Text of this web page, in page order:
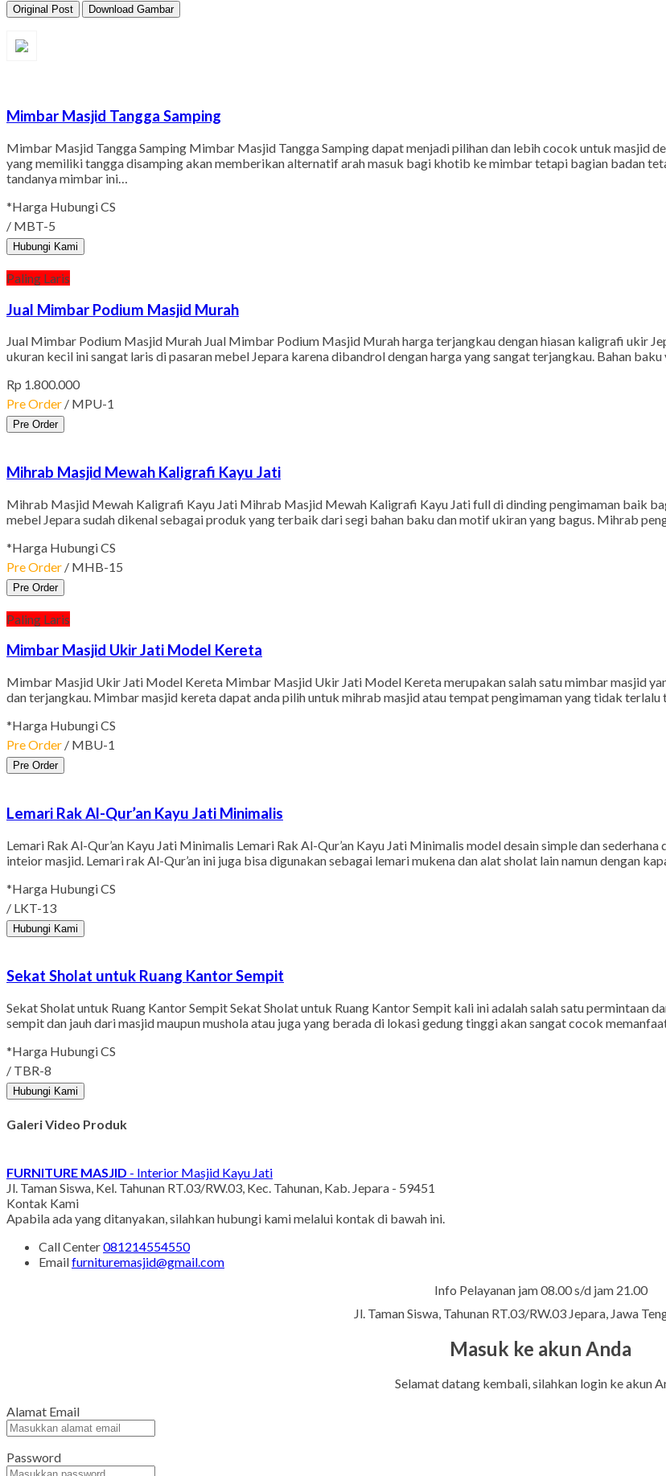
Original Post Download Gambar
Mimbar Masjid Tangga Samping
Mimbar Masjid Tangga Samping Mimbar Masjid Tangga Samping dapat menjadi pilihan dan lebih cocok untuk masjid
yang memiliki tangga disamping akan memberikan alternatif arah masuk bagi khotib ke mimbar tetapi bagian badan
tandanya mimbar ini…
*Harga Hubungi CS
/ MBT-5
Hubungi Kami
Paling Laris
Jual Mimbar Podium Masjid Murah
Jual Mimbar Podium Masjid Murah Jual Mimbar Podium Masjid Murah harga terjangkau dengan hiasan kaligrafi ukir
ukuran kecil ini sangat laris di pasaran mebel Jepara karena dibandrol dengan harga yang sangat terjangkau. Bahan
Rp 1.800.000
Pre Order / MPU-1
Pre Order
Mihrab Masjid Mewah Kaligrafi Kayu Jati
Mihrab Masjid Mewah Kaligrafi Kayu Jati Mihrab Masjid Mewah Kaligrafi Kayu Jati full di dinding pengimaman baik
mebel Jepara sudah dikenal sebagai produk yang terbaik dari segi bahan baku dan motif ukiran yang bagus. Mihrab
*Harga Hubungi CS
Pre Order / MHB-15
Pre Order
Paling Laris
Mimbar Masjid Ukir Jati Model Kereta
Mimbar Masjid Ukir Jati Model Kereta Mimbar Masjid Ukir Jati Model Kereta merupakan salah satu mimbar masjid
dan terjangkau. Mimbar masjid kereta dapat anda pilih untuk mihrab masjid atau tempat pengimaman yang tidak
*Harga Hubungi CS
Pre Order / MBU-1
Pre Order
Lemari Rak Al-Qur’an Kayu Jati Minimalis
Lemari Rak Al-Qur’an Kayu Jati Minimalis Lemari Rak Al-Qur’an Kayu Jati Minimalis model desain simple dan
inteior masjid. Lemari rak Al-Qur’an ini juga bisa digunakan sebagai lemari mukena dan alat sholat lain namun dengan
*Harga Hubungi CS
/ LKT-13
Hubungi Kami
Sekat Sholat untuk Ruang Kantor Sempit
Sekat Sholat untuk Ruang Kantor Sempit Sekat Sholat untuk Ruang Kantor Sempit kali ini adalah salah satu permintaan
sempit dan jauh dari masjid maupun mushola atau juga yang berada di lokasi gedung tinggi akan sangat cocok
*Harga Hubungi CS
/ TBR-8
Hubungi Kami
Galeri Video Produk
FURNITURE MASJID - Interior Masjid Kayu Jati
Jl. Taman Siswa, Kel. Tahunan RT.03/RW.03, Kec. Tahunan, Kab. Jepara - 59451
Kontak Kami
Apabila ada yang ditanyakan, silahkan hubungi kami melalui kontak di bawah ini.
Call Center081214554550
Emailfurnituremasjid@gmail.com
Info Pelayanan jam 08.00 s/d jam 21.00
Jl. Taman Siswa, Tahunan RT.03/RW.03 Jepara, Jawa
Masuk ke akun Anda
Selamat datang kembali, silahkan login ke akun
Alamat Email
Password